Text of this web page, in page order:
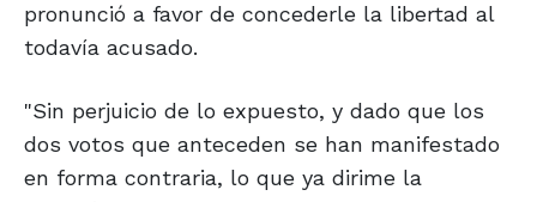
pronunció a favor de concederle la libertad al
todavía acusado.
"Sin perjuicio de lo expuesto, y dado que los
dos votos que anteceden se han manifestado
en forma contraria, lo que ya dirime la